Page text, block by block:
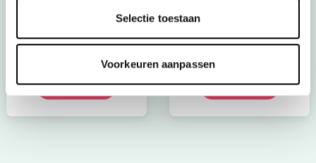
Selectie toestaan
Voorkeuren aanpassen
CODA
Bekijk nu
zomerboeken voor
Bekijk nu